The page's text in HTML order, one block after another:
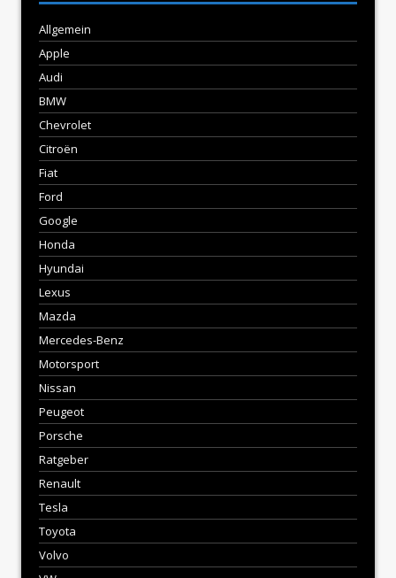
Allgemein
Apple
Audi
BMW
Chevrolet
Citroën
Fiat
Ford
Google
Honda
Hyundai
Lexus
Mazda
Mercedes-Benz
Motorsport
Nissan
Peugeot
Porsche
Ratgeber
Renault
Tesla
Toyota
Volvo